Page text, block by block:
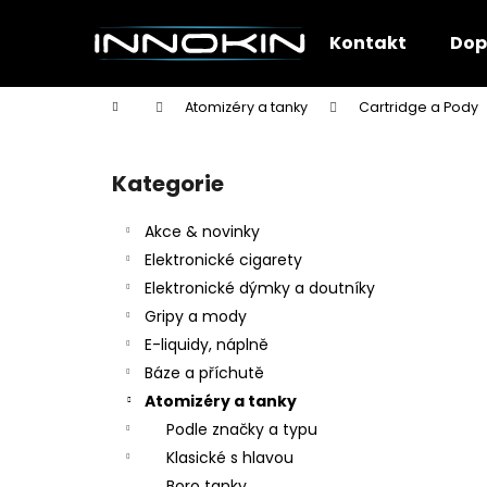
Kontakt
Domů Atomizéry a tanky Cartridge a Pody
Přeskočit
kategorie
Kategorie
Akce & novinky
Elektronické cigarety
Elektronické dýmky a doutníky
Gripy a mody
E-liquidy, náplně
Báze a příchutě
Atomizéry a tanky
Podle značky a typu
Klasické s hlavou
í
Zpět
do
Zpět
do